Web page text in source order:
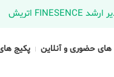
های حضوری و آنلاین پکیج